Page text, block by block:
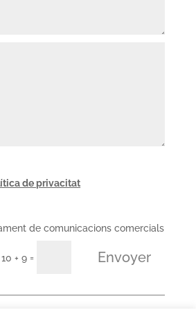
de privacitat
de comunicacions comercials
10 + 9 = Envoyer